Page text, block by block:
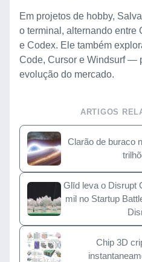
Em projetos de hobby,
o terminal, alternando entre
e Codex. Ele também
Code, Cursor e Windsurf —
evolução do mercado.
ARTIGOS
Clarão de buraco
Glīd leva o Disrupt
mil no Startup
Chip 3D